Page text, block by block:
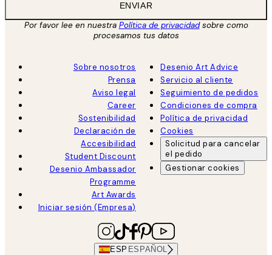
ENVIAR
Por favor lee en nuestra Política de privacidadsobre como
procesamos tus datos
Sobre nosotros
Prensa
Aviso legal
Career
Sostenibilidad
Declaración de
Accesibilidad
Student Discount
Desenio Ambassador
Programme
Art Awards
Iniciar sesión (Empresa)
Desenio Art Advice
Servicio al cliente
Seguimiento de pedidos
Condiciones de compra
Política de privacidad
Cookies
Solicitud para cancelar
el pedido
Gestionar cookies
ESP ESPAÑOL